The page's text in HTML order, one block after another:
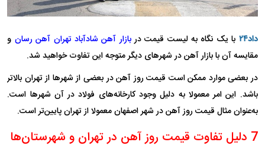
داد۲۴ با یک نگاه به لیست قیمت دربازار آهن شادآباد تهران آهن رسان و
مقایسه آن با بازار آهن در شهرهای دیگر متوجه این تفاوت خواهید شد.
در بعضی موارد ممکن است قیمت روز آهن در بعضی از شهرها از تهران بالاتر
باشد. این امر معمولا به دلیل وجود کارخانه‌های فولاد در آن شهرها است.
به‌عنوان مثال قیمت روز آهن در شهر اصفهان معمولا از تهران پایین‌تر است.
7 دلیل تفاوت قیمت روز آهن در تهران و شهرستان‌ها